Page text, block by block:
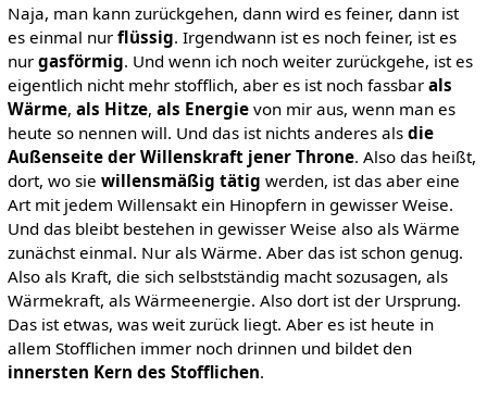
Naja, man kann zurückgehen, dann wird es feiner, dann ist
es einmal nur flüssig. Irgendwann ist es noch feiner, ist es
nur gasförmig. Und wenn ich noch weiter zurückgehe, ist es
eigentlich nicht mehr stofflich, aber es ist noch fassbar als
Wärme, als Hitze, als Energievon mir aus, wenn man es
heute so nennen will. Und das ist nichts anderes als die
Außenseite der Willenskraft jener Throne. Also das heißt,
dort, wo sie willensmäßig tätig werden, ist das aber eine
Art mit jedem Willensakt ein Hinopfern in gewisser Weise.
Und das bleibt bestehen in gewisser Weise also als Wärme
zunächst einmal. Nur als Wärme. Aber das ist schon genug.
Also als Kraft, die sich selbstständig macht sozusagen, als
Wärmekraft, als Wärmeenergie. Also dort ist der Ursprung.
Das ist etwas, was weit zurück liegt. Aber es ist heute in
allem Stofflichen immer noch drinnen und bildet den
innersten Kern des Stofflichen.